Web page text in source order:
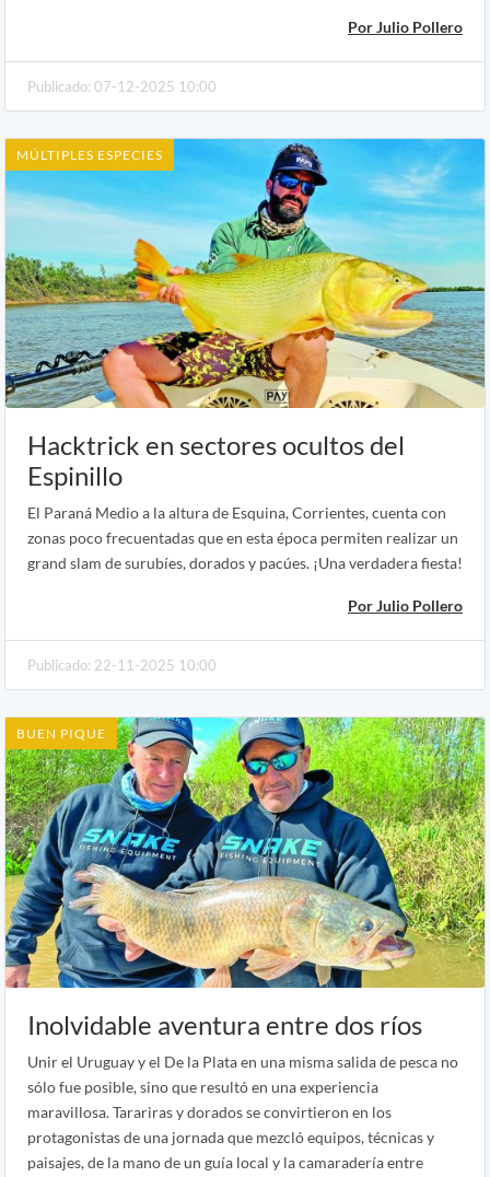
Por Julio Pollero
Publicado: 07-12-2025 10:00
MÚLTIPLES ESPECIES
Hacktrick en sectores ocultos del
Espinillo
El Paraná Medio a la altura de Esquina, Corrientes, cuenta con
zonas poco frecuentadas que en esta época permiten realizar un
grand slam de surubíes, dorados y pacúes. ¡Una verdadera fiesta!
Por Julio Pollero
Publicado: 22-11-2025 10:00
BUEN PIQUE
Inolvidable aventura entre dos ríos
Unir el Uruguay y el De la Plata en una misma salida de pesca no
sólo fue posible, sino que resultó en una experiencia
maravillosa. Tarariras y dorados se convirtieron en los
protagonistas de una jornada que mezcló equipos, técnicas y
paisajes, de la mano de un guía local y la camaradería entre